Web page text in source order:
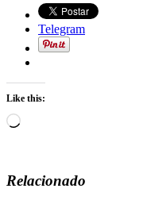
Telegram
Like this:
Loading…
Relacionado